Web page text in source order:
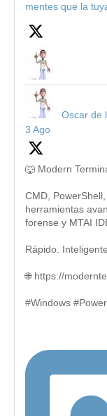
mentes que la
Oscar de
3 Ago
🐺 Modern
CMD,
herramientas
forense y MTAI
Rápido.
🌐 https://
#Windows